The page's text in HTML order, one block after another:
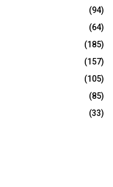
(94)
(64)
(185)
(157)
(105)
(85)
(33)